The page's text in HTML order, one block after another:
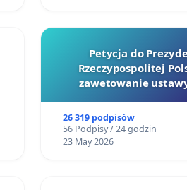
Petycja do
Rzeczypospolitej
zawetowanie
26 319 podpisów
56 Podpisy / 24 godzin
23 May 2026